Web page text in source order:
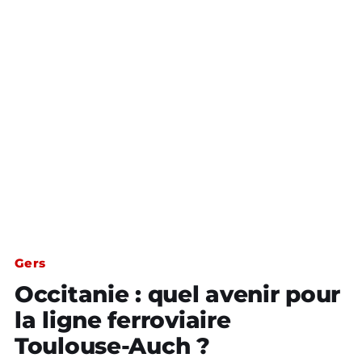
Gers
Occitanie : quel avenir pour
la ligne ferroviaire
Toulouse-Auch ?